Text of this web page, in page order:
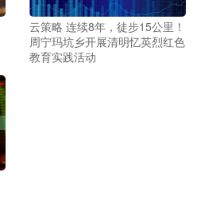
云策略 连续8年，徒步15公里！
周宁玛坑乡开展清明忆英烈红色
教育实践活动